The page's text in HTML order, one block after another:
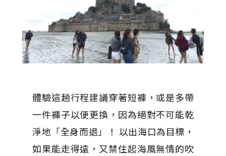
體驗這趟行程建議穿著短褲，或是多帶
一件褲子以便更換，因為絕對不可能乾
淨地「全身而退」！ 以出海口為目標，
如果能走得遠，又禁住起海風無情的吹